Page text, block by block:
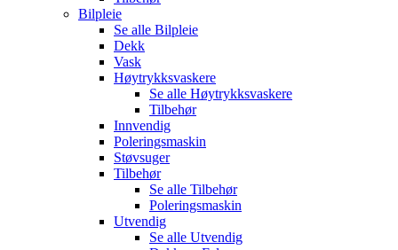
Bilpleie
Se alle Bilpleie
Dekk
Vask
Høytrykksvaskere
Se alle Høytrykksvaskere
Tilbehør
Innvendig
Poleringsmaskin
Støvsuger
Tilbehør
Se alle Tilbehør
Poleringsmaskin
Utvendig
Se alle Utvendig